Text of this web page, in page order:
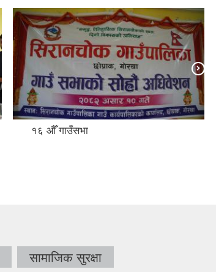
१६ औँ गाउँसभा
सामाजिक सुरक्षा